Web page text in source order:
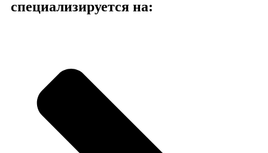
специализируется на: